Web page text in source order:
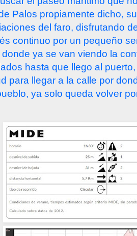
Palos propiamente dicho,
del faro, disfrutando
continuo por un pequeño
ya se van viendo la
hasta que llego al
para llegar a la calle por
ya solo queda volver